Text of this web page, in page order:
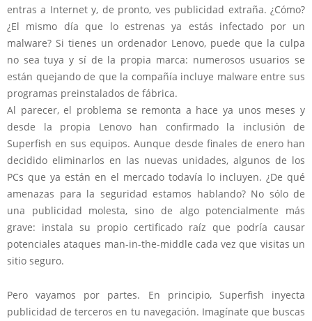
entras a Internet y, de pronto, ves publicidad extraña. ¿Cómo?
¿El mismo día que lo estrenas ya estás infectado por un
malware? Si tienes un ordenador Lenovo, puede que la culpa
no sea tuya y sí de la propia marca: numerosos usuarios se
están quejando de que la compañía incluye malware entre sus
programas preinstalados de fábrica.
Al parecer, el problema se remonta a hace ya unos meses y
desde la propia Lenovo han confirmado la inclusión de
Superfish en sus equipos. Aunque desde finales de enero han
decidido eliminarlos en las nuevas unidades, algunos de los
PCs que ya están en el mercado todavía lo incluyen. ¿De qué
amenazas para la seguridad estamos hablando? No sólo de
una publicidad molesta, sino de algo potencialmente más
grave: instala su propio certificado raíz que podría causar
potenciales ataques man-in-the-middle cada vez que visitas un
sitio seguro.
Pero vayamos por partes. En principio, Superfish inyecta
publicidad de terceros en tu navegación. Imagínate que buscas